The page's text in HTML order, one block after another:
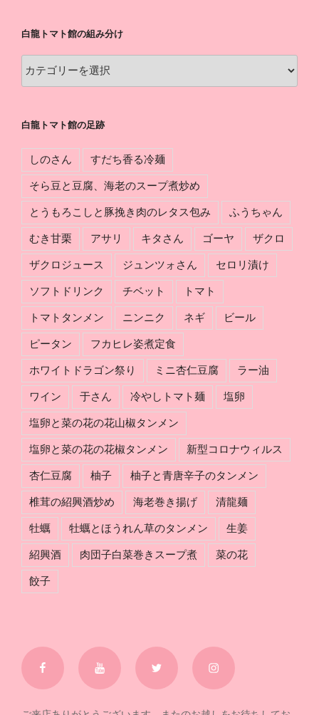
ト
館
の
軌
白龍トマト館の組み分け
龍
ト
館
み
分
け
白龍トマト館の足跡
しのさん すだち香る冷麺
そら豆と豆腐、海老のスープ煮炒め
とうもろこしと豚挽き肉のレタス包み ふうちゃん
むき甘栗 アサリ キタさん ゴーヤ ザクロ
ザクロジュース ジュンツォさん セロリ漬け
ソフトドリンク チベット トマト
トマトタンメン ニンニク ネギ ビール
ピータン フカヒレ姿煮定食
ホワイトドラゴン祭り ミニ杏仁豆腐 ラー油
ワイン 于さん 冷やしトマト麺 塩卵
塩卵と菜の花の花山椒タンメン
塩卵と菜の花の花椒タンメン 新型コロナウィルス
杏仁豆腐 柚子 柚子と青唐辛子のタンメン
椎茸の紹興酒炒め 海老巻き揚げ 清龍麺
牡蠣 牡蠣とほうれん草のタンメン 生姜
紹興酒 肉団子白菜巻きスープ煮 菜の花
餃子
Facebook YouTube Twitter Instagram